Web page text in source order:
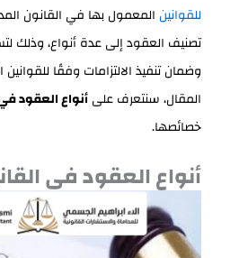
للقوانين المعمول بها في القانون
تصنيف العقود إلى عدة أنواع، وذلك
وضمان تنفيذ الالتزامات وفقًا
المقال، سنتعرف علىأنواع العقود
خصائصها.
أنواع العقود في